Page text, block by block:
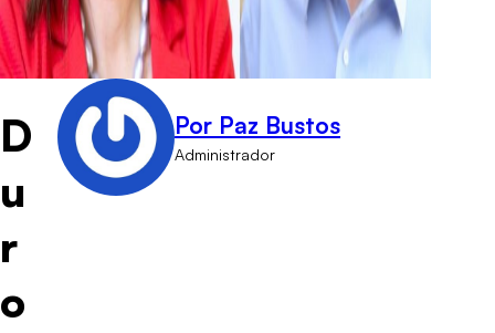
D
u
r
o
Por Paz Bustos
Administrador